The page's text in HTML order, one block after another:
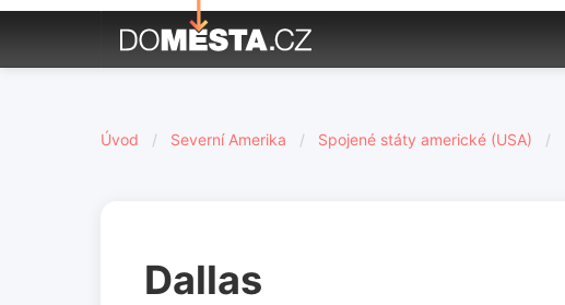
Úvod / Severní Amerika / Spojené státy americké (USA) /
Dallas